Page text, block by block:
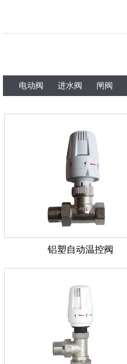
电动阀 进水阀 闸阀
铝塑自动温控阀